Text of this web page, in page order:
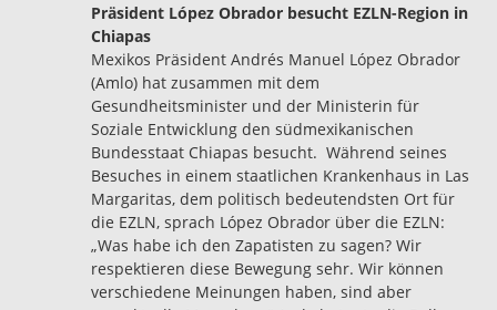
Präsident López Obrador besucht EZLN-Region in
Chiapas
Mexikos Präsident Andrés Manuel López Obrador
(Amlo) hat zusammen mit dem
Gesundheitsminister und der Ministerin für
Soziale Entwicklung den südmexikanischen
Bundesstaat Chiapas besucht. Während seines
Besuches in einem staatlichen Krankenhaus in Las
Margaritas, dem politisch bedeutendsten Ort für
die EZLN, sprach López Obrador über die EZLN:
„Was habe ich den Zapatisten zu sagen? Wir
respektieren diese Bewegung sehr. Wir können
verschiedene Meinungen haben, sind aber